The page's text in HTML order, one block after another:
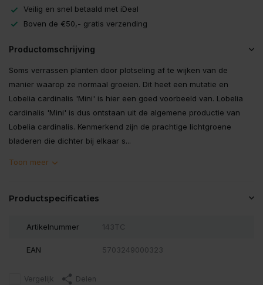
Veilig en snel betaald met iDeal
Boven de €50,- gratis verzending
Productomschrijving
Soms verrassen planten door plotseling af te wijken van de
manier waarop ze normaal groeien. Dit heet een mutatie en
Lobelia cardinalis 'Mini' is hier een goed voorbeeld van. Lobelia
cardinalis 'Mini' is dus ontstaan ​​uit de algemene productie van
Lobelia cardinalis. Kenmerkend zijn de prachtige lichtgroene
bladeren die dichter bij elkaar s...
Toon meer
Productspecificaties
Artikelnummer 143TC
EAN 5703249000323
Vergelijk Delen